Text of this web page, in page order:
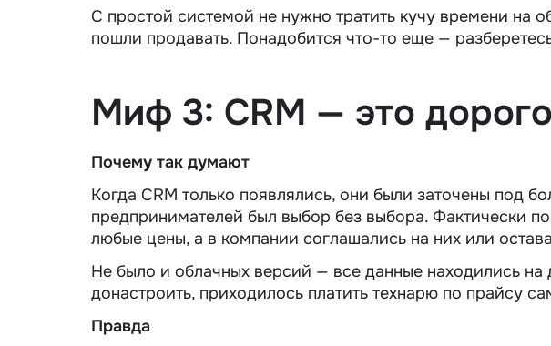
С простой системой не нужно тратить кучу времени на
пошли продавать. Понадобится что-то еще —
Миф 3: CRM — это дорого
Почему так думают
Когда CRM только появлялись, они были заточены под
предпринимателей был выбор без выбора. Фактически
любые цены, а в компании соглашались на них или
Не было и облачных версий — все данные находились
донастроить, приходилось платить технарю по прайсу
Правда